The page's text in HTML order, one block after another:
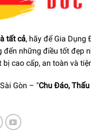
tất cả, hãy để Gia Dụng
đến những điều tốt đẹp
cao cấp, an toàn và
Gòn – "Chu Đáo,